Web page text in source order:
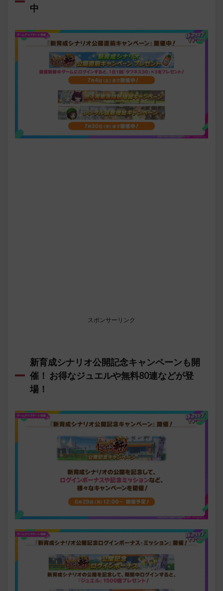
中
スポンサーリンク
新育成シナリオ公開記念キャンペーンも開
催！ お得なジュエルや無料80連などが登
場！